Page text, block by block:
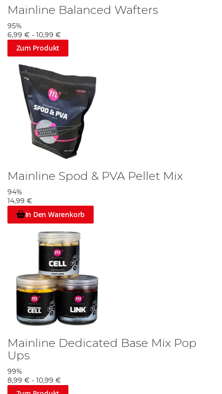
Mainline Balanced Wafters
95%
6,99 € - 10,99 €
Zum Produkt
Mainline Spod & PVA Pellet Mix
94%
14,99 €
In Den Warenkorb
Mainline Dedicated Base Mix Pop
Ups
99%
8,99 € - 10,99 €